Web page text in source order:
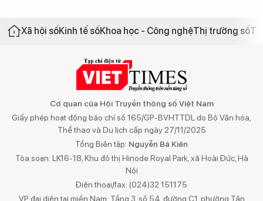
Xã hội sốKinh tế sốKhoa học - Công nghệThị trường số
Cơ quan của Hội Truyền thông số Việt Nam
Giấy phép hoạt động báo chí số 165/GP-BVHTTDL do Bộ Văn hóa,
Thể thao và Du lịch cấp ngày 27/11/2025
Tổng Biên tập: Nguyễn Bá Kiên
Tòa soạn: LK16-18, Khu đô thị Hinode Royal Park, xã Hoài Đức, Hà
Nội
Điện thoại/fax: (024)32 151175
VP đại diện tại miền Nam: Tầng 3, số 54, đường C1, phường Tân